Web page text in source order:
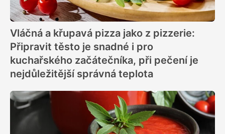
Vláčná a křupavá pizza jako z pizzerie:
Připravit těsto je snadné i pro
kuchařského začátečníka, při pečení je
nejdůležitější správná teplota